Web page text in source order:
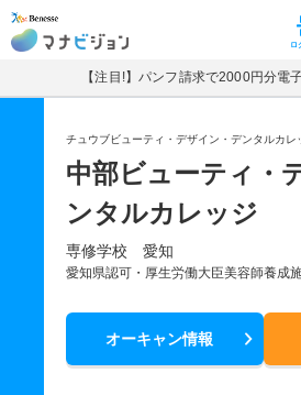
マナビジョン ロ
【注目!】パンフ請求で2000円分電
チュウブビューティ・デザイン・デンタルカレ
中部ビューティ・
ンタルカレッジ
専修学校 愛知
愛知県認可・厚生労働大臣美容師養成
オーキャン情報